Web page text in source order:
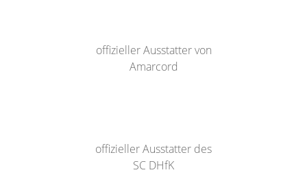
offizieller Ausstatter von
Amarcord
offizieller Ausstatter des
SC DHfK